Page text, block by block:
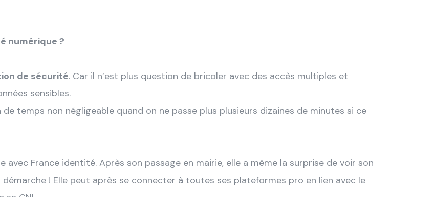
numérique ?
de sécurité. Car il n’est plus question de bricoler avec des accès multiples et
sensibles.
temps non négligeable quand on ne passe plus plusieurs dizaines de minutes si ce
avec France identité. Après son passage en mairie, elle a même la surprise de voir son
! Elle peut après se connecter à toutes ses plateformes pro en lien avec le